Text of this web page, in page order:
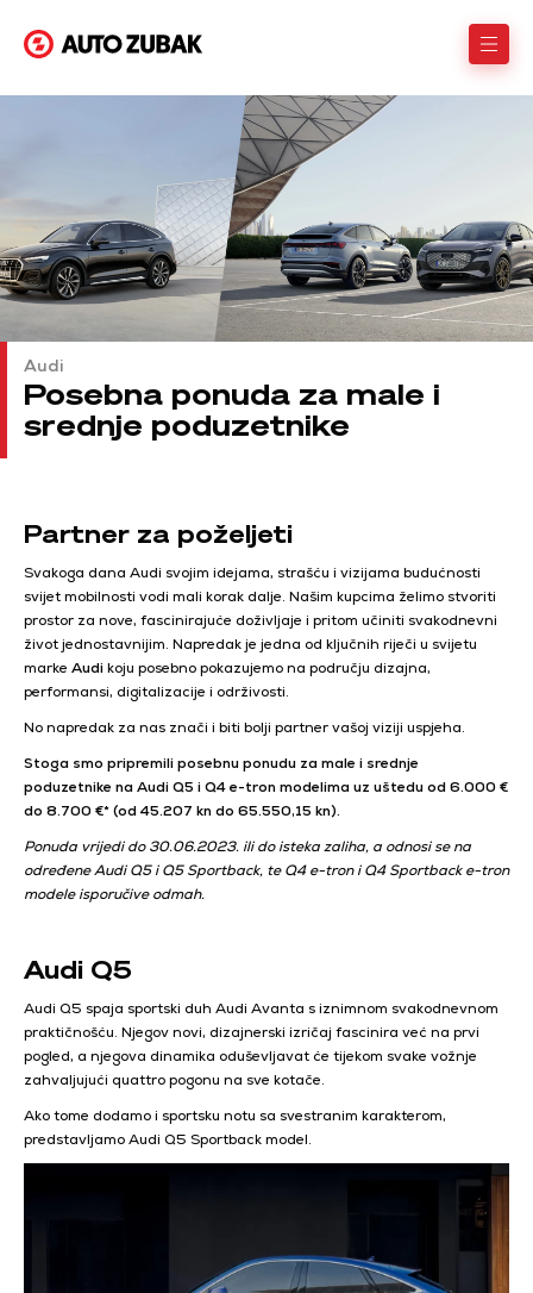
Audi
Posebna ponuda za male i
srednje poduzetnike
Partner za poželjeti
Svakoga dana Audi svojim idejama, strašću i vizijama budućnosti
svijet mobilnosti vodi mali korak dalje. Našim kupcima želimo stvoriti
prostor za nove, fascinirajuće doživljaje i pritom učiniti svakodnevni
život jednostavnijim. Napredak je jedna od ključnih riječi u svijetu
marke Audi koju posebno pokazujemo na području dizajna,
performansi, digitalizacije i održivosti.
No napredak za nas znači i biti bolji partner vašoj viziji uspjeha.
Stoga smo pripremili posebnu ponudu za male i srednje
poduzetnike na Audi Q5 i Q4 e-tron modelima uz uštedu od 6.000 €
do 8.700 €* (od 45.207 kn do 65.550,15 kn).
Ponuda vrijedi do 30.06.2023. ili do isteka zaliha, a odnosi se na
određene Audi Q5 i Q5 Sportback, te Q4 e-tron i Q4 Sportback e-tron
modele isporučive odmah.
Audi Q5
Audi Q5 spaja sportski duh Audi Avanta s iznimnom svakodnevnom
praktičnošću. Njegov novi, dizajnerski izričaj fascinira već na prvi
pogled, a njegova dinamika oduševljavat će tijekom svake vožnje
zahvaljujući quattro pogonu na sve kotače.
Ako tome dodamo i sportsku notu sa svestranim karakterom,
predstavljamo Audi Q5 Sportback model.